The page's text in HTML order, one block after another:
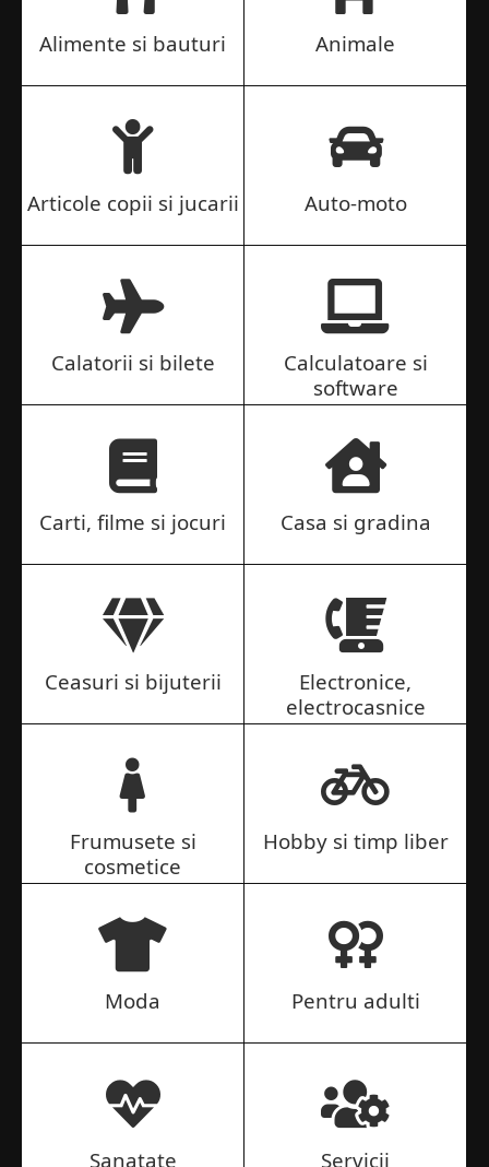
Alimente si bauturi Animale
Articole copii si jucarii Auto-moto
Calatorii si bilete
Calculatoare si
software
Carti, filme si jocuri Casa si gradina
Ceasuri si bijuterii
Electronice,
electrocasnice
Frumusete si
cosmetice
Hobby si timp liber
Moda Pentru adulti
Sanatate Servicii